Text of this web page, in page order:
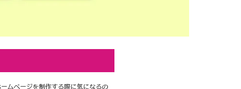
ムページを制作する際に気になるの